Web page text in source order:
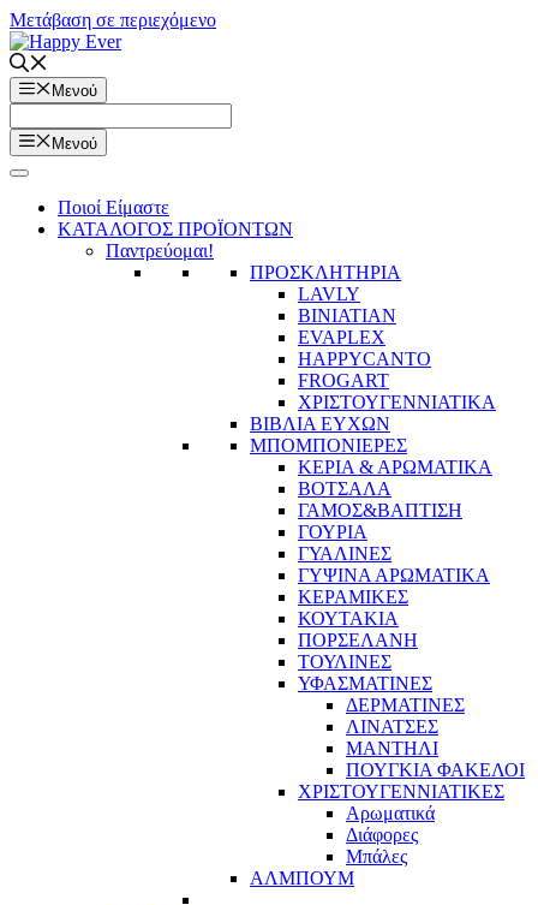
Μετάβαση σε περιεχόμενο
Μενού
Μενού
Ποιοί Είμαστε
ΚΑΤΑΛΟΓΟΣ ΠΡΟΪΟΝΤΩΝ
Παντρεύομαι!
ΠΡΟΣΚΛΗΤΗΡΙΑ
LAVLY
BINIATIAN
EVAPLEX
HAPPYCANTO
FROGART
ΧΡΙΣΤΟΥΓΕΝΝΙΑΤΙΚΑ
ΒΙΒΛΙΑ ΕΥΧΩΝ
ΜΠΟΜΠΟΝΙΕΡΕΣ
ΚΕΡΙΑ & ΑΡΩΜΑΤΙΚΑ
ΒΟΤΣΑΛΑ
ΓΑΜΟΣ&ΒΑΠΤΙΣΗ
ΓΟΥΡΙΑ
ΓΥΑΛΙΝΕΣ
ΓΥΨΙΝΑ ΑΡΩΜΑΤΙΚΑ
ΚΕΡΑΜΙΚΕΣ
ΚΟΥΤΑΚΙΑ
ΠΟΡΣΕΛΑΝΗ
ΤΟΥΛΙΝΕΣ
ΥΦΑΣΜΑΤΙΝΕΣ
ΔΕΡΜΑΤΙΝΕΣ
ΛΙΝΑΤΣΕΣ
ΜΑΝΤΗΛΙ
ΠΟΥΓΚΙΑ ΦΑΚΕΛΟΙ
ΧΡΙΣΤΟΥΓΕΝΝΙΑΤΙΚΕΣ
Αρωματικά
Διάφορες
Μπάλες
ΑΛΜΠΟΥΜ